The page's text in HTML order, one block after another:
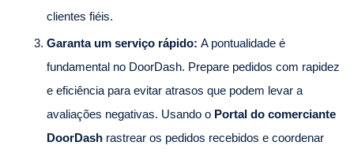
clientes fiéis.
Garanta um serviço rápido:A pontualidade é
fundamental no DoorDash. Prepare pedidos com rapidez
e eficiência para evitar atrasos que podem levar a
avaliações negativas. Usando o Portal do comerciante
DoorDash rastrear os pedidos recebidos e coordenar